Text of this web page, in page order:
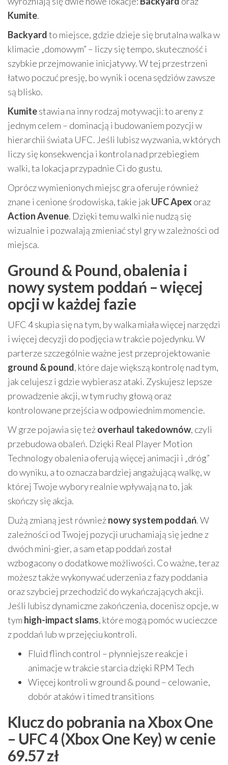
Kumite.
Backyardto miejsce, gdzie dzieje się brutalna walka w
klimacie „domowym” – liczy się tempo, skuteczność i
szybkie przejmowanie inicjatywy. W tej przestrzeni
łatwo poczuć presję, bo wynik i ocena sędziów zawsze
są blisko.
Kumitestawia na inny rodzaj motywacji: to areny z
jednym celem – dominacją i budowaniem pozycji w
hierarchii świata UFC. Jeśli lubisz wyzwania, w których
liczy się konsekwencja i kontrola nad przebiegiem
walki, ta lokacja przypadnie Ci do gustu.
Oprócz wymienionych miejsc gra oferuje również
znane i cenione środowiska, takie jakUFC Apex oraz
Action Avenue. Dzięki temu walki nie nudzą się
wizualnie i pozwalają zmieniać styl gry w zależności od
miejsca.
Ground & Pound, obalenia i
nowy system poddań – więcej
opcji w każdej fazie
UFC 4 skupia się na tym, by walka miała więcej narzędzi
i więcej decyzji do podjęcia w trakcie pojedynku. W
parterze szczególnie ważne jest przeprojektowanie
ground & pound, które daje większą kontrolę nad tym,
jak celujesz i gdzie wybierasz ataki. Zyskujesz lepsze
prowadzenie akcji, w tym ruchy głową oraz
kontrolowane przejścia w odpowiednim momencie.
W grze pojawia się teżoverhaul takedownów, czyli
przebudowa obaleń. Dzięki Real Player Motion
Technology obalenia oferują więcej animacji i „dróg”
do wyniku, a to oznacza bardziej angażującą walkę, w
której Twoje wybory realnie wpływają na to, jak
skończy się akcja.
Dużą zmianą jest równieżnowy system poddań. W
zależności od Twojej pozycji uruchamiają się jedne z
dwóch mini-gier, a sam etap poddań został
wzbogacony o dodatkowe możliwości. Co ważne, teraz
możesz także wykonywać uderzenia z fazy poddania
oraz szybciej przechodzić do wykańczających akcji.
Jeśli lubisz dynamiczne zakończenia, docenisz opcje, w
tym high-impact slams, które mogą pomóc w ucieczce
z poddań lub w przejęciu kontroli.
Fluid flinch control – płynniejsze reakcje i
animacje w trakcie starcia dzięki RPM Tech
Więcej kontroli w ground & pound – celowanie,
dobór ataków i timed transitions
Klucz do pobrania na Xbox One
– UFC 4 (Xbox One Key) w cenie
69.57 zł